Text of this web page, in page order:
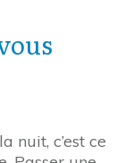
nuit, c’est ce